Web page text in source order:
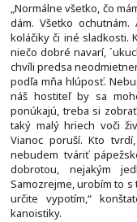
„Normálne všetko, čo
dám. Všetko
koláčiky či iné sladkosti.
niečo dobré navarí,
chvíli predsa
podľa mňa hlúposť.
náš hostiteľ by sa
ponúkajú, treba si
taký malý hriech voči
Vianoc poruší. Kto
nebudem tváriť
dobrotou, nejakým
Samozrejme, urobím to s
určite vypotím,“
kanoistiky.